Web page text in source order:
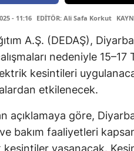
- 11:16 EDİTÖR: Ali Safa Korkut
A.Ş. (DEDAŞ),
nedeniyle
kesintileri
etkilenecek.
açıklamaya göre,
bakım faaliyetleri
yaşanacak.